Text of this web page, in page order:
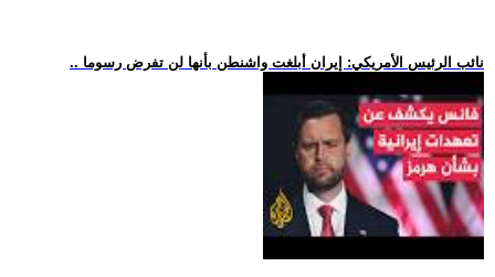
.. نائب الرئيس الأمريكي: إيران أبلغت واشنطن بأنها لن تفرض رسوما